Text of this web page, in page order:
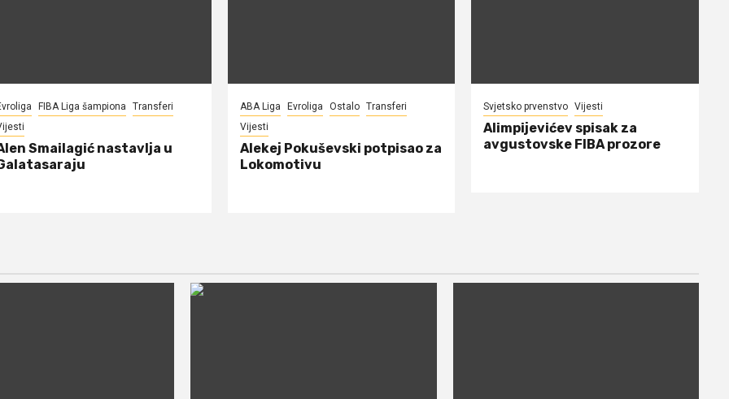
FIBA Liga šampiona
Transferi
Smailagić nastavlja u
ABA Liga Evroliga Ostalo Transferi
Vijesti
Alekej Pokuševski potpisao za
Lokomotivu
Svjetsko prvenstvo Vijesti
Alimpijevićev spisak za
avgustovske FIBA prozore